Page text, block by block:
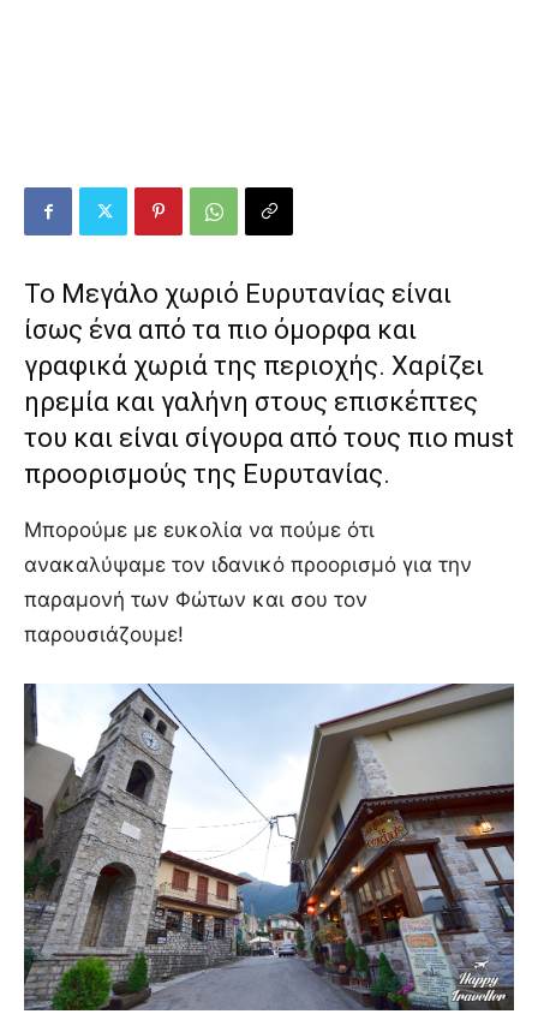
Το Μεγάλο χωριό Ευρυτανίας είναι
ίσως ένα από τα πιο όμορφα και
γραφικά χωριά της περιοχής. Χαρίζει
ηρεμία και γαλήνη στους επισκέπτες
του και είναι σίγουρα από τους πιο must
προορισμούς της Ευρυτανίας.
Μπορούμε με ευκολία να πούμε ότι
ανακαλύψαμε τον ιδανικό προορισμό για την
παραμονή των Φώτων και σου τον
παρουσιάζουμε!